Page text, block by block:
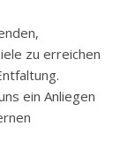
zu erreichen
ein Anliegen